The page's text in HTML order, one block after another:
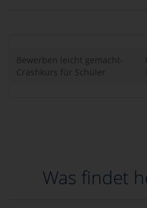
Bewerben leicht gemacht-
Crashkurs für Schüler
Was findet